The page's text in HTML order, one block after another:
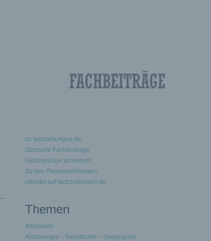
zu fachzeitungen.de
Startseite Fachbeiträge
Fachbeiträge schreiben
Zu den Pressemeldungen
eBooks auf fachzeitungen.de
Themen
Allgemein
Archäologie – Geschichte – Geographie